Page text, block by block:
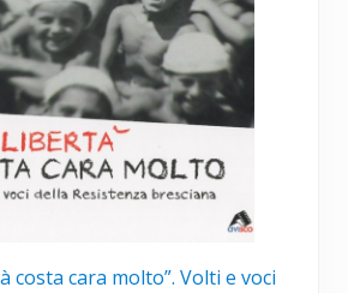
costa cara molto”. Volti e voci